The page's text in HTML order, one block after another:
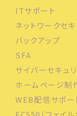
ITサポート
ネットワークセキ
バックアップ
SFA
サイバーセキュ
ホームページ制
WEB配信サポー